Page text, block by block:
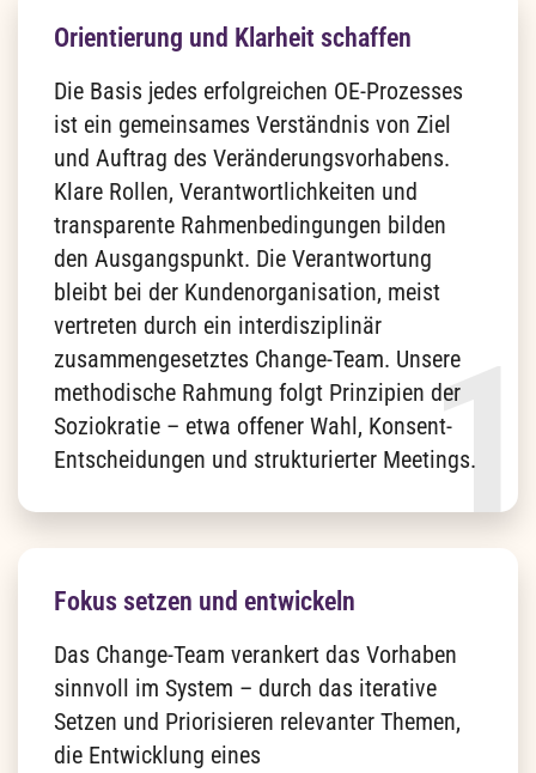
Orientierung und Klarheit schaffen
Die Basis jedes erfolgreichen OE-Prozesses
ist ein gemeinsames Verständnis von Ziel
und Auftrag des Veränderungsvorhabens.
Klare Rollen, Verantwortlichkeiten und
transparente Rahmenbedingungen bilden
den Ausgangspunkt. Die Verantwortung
bleibt bei der Kundenorganisation, meist
vertreten durch ein interdisziplinär
zusammengesetztes Change-Team. Unsere
methodische Rahmung folgt Prinzipien der
Soziokratie – etwa offener Wahl, Konsent-
Entscheidungen und strukturierter Meetings.
Fokus setzen und entwickeln
Das Change-Team verankert das Vorhaben
sinnvoll im System – durch das iterative
Setzen und Priorisieren relevanter Themen,
die Entwicklung eines